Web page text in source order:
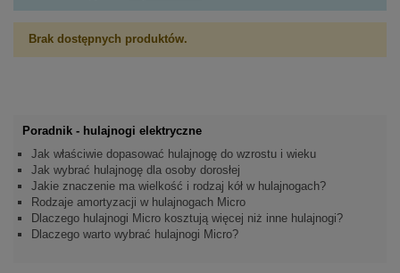
Brak dostępnych produktów.
Poradnik - hulajnogi elektryczne
Jak właściwie dopasować hulajnogę do wzrostu i wieku
Jak wybrać hulajnogę dla osoby dorosłej
Jakie znaczenie ma wielkość i rodzaj kół w hulajnogach?
Rodzaje amortyzacji w hulajnogach Micro
Dlaczego hulajnogi Micro kosztują więcej niż inne hulajnogi?
Dlaczego warto wybrać hulajnogi Micro?